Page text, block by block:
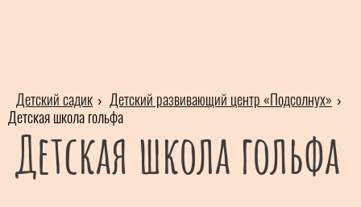
Детский садик
Детский развивающий центр «Подсолнух»
Детская школа гольфа
Детская школа гольфа